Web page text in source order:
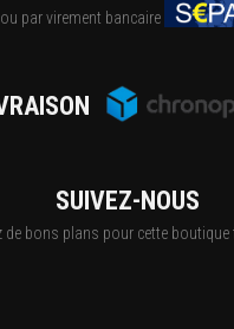
ou par virement bancaire
SUIVEZ-NOUS
de bons plans pour cette boutique